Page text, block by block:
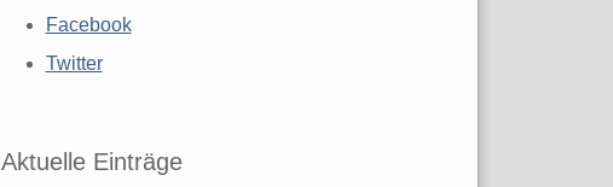
Facebook
Twitter
Aktuelle Einträge